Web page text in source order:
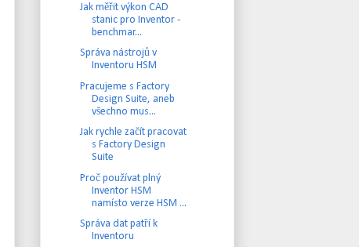
Jak měřit výkon CAD
stanic pro Inventor -
benchmar...
Správa nástrojů v
Inventoru HSM
Pracujeme s Factory
Design Suite, aneb
všechno mus...
Jak rychle začít pracovat
s Factory Design
Suite
Proč používat plný
Inventor HSM
namísto verze HSM ...
Správa dat patří k
Inventoru